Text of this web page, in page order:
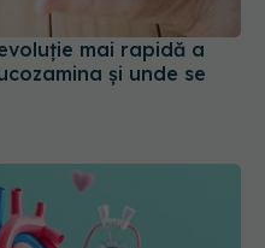
mai rapidă a
și unde se